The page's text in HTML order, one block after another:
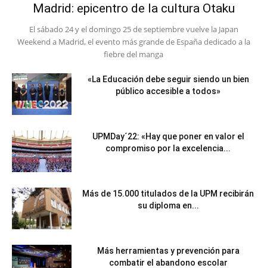
Madrid: epicentro de la cultura Otaku
El sábado 24 y el domingo 25 de septiembre vuelve la Japan
Weekend a Madrid, el evento más grande de España dedicado a la
fiebre del manga
«La Educación debe seguir siendo un bien
público accesible a todos»
UPMDay´22: «Hay que poner en valor el
compromiso por la excelencia...
Más de 15.000 titulados de la UPM recibirán
su diploma en...
Más herramientas y prevención para
combatir el abandono escolar